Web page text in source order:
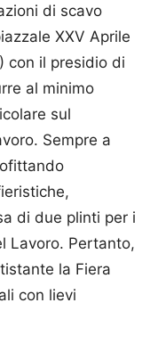
di scavo
XXV Aprile
con il presidio di
al minimo
sul
Sempre a
di due plinti per i
Lavoro. Pertanto,
la Fiera
con lievi